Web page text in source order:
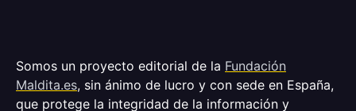
Somos un proyecto editorial de la Fundación
Maldita.es, sin ánimo de lucro y con sede en España,
que protege la integridad de la información y